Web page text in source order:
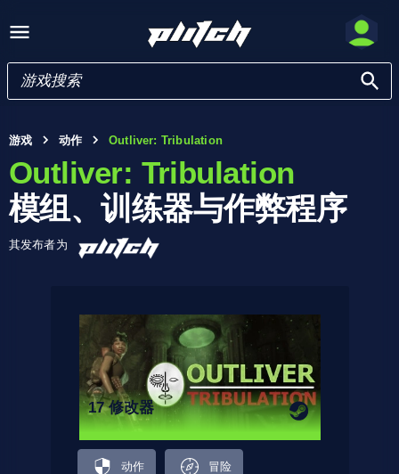
游戏 动作 Outliver: Tribulation
Outliver: Tribulation
模组、训练器与作弊程序
其发布者为
17 修改器
动作 冒险